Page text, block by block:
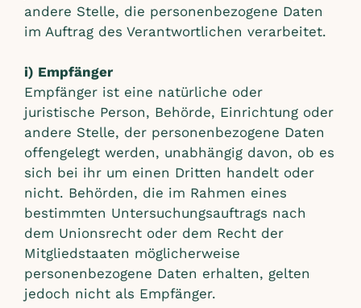
andere Stelle, die personenbezogene Daten
im Auftrag des Verantwortlichen verarbeitet.
i) Empfänger
Empfänger ist eine natürliche oder
juristische Person, Behörde, Einrichtung oder
andere Stelle, der personenbezogene Daten
offengelegt werden, unabhängig davon, ob es
sich bei ihr um einen Dritten handelt oder
nicht. Behörden, die im Rahmen eines
bestimmten Untersuchungsauftrags nach
dem Unionsrecht oder dem Recht der
Mitgliedstaaten möglicherweise
personenbezogene Daten erhalten, gelten
jedoch nicht als Empfänger.